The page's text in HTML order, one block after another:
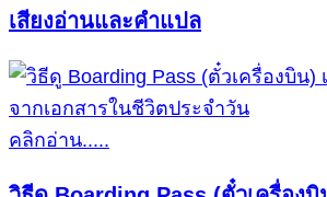
เสียงอ่านและคำแปล
คลิกอ่าน.....